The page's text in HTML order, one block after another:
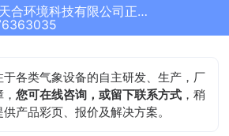
山东天合环境科技有限公司正在为您服务
各类气象设备的自主研发、生产，厂
，您可在线咨询，或留下联系方式 ，稍
产品彩页、报价及解决方案。